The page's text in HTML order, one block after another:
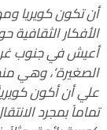
أن تكون كويريا
الأفكار الثقافية
أعيش في جنوب
الصغيرة‘، وهي
علي أن أكون
تماماً بمجرد